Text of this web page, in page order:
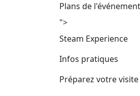
Plans de l'événement
">
Steam Experience
Infos pratiques
Préparez votre visite